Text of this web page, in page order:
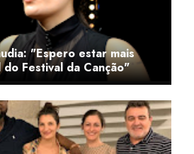
"Espero estar mais
Festival da Canção"